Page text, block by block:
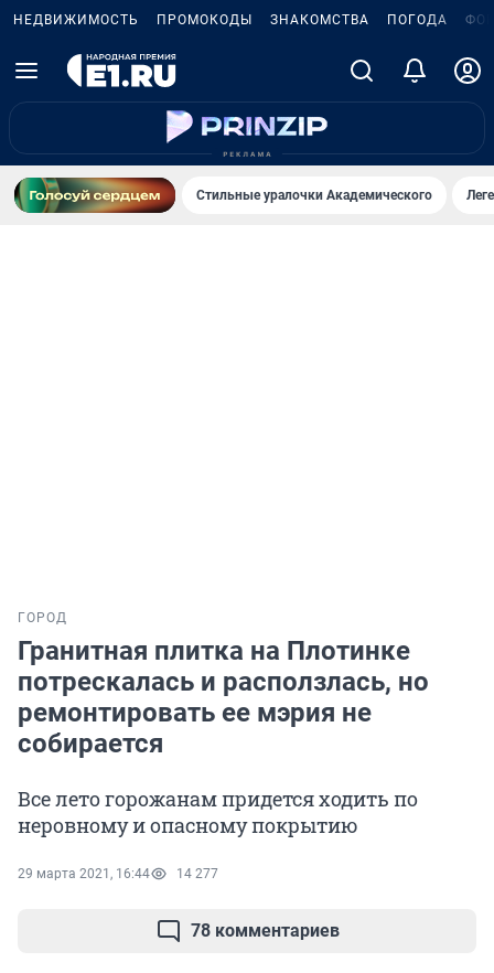
НЕДВИЖИМОСТЬ ПРОМОКОДЫ ЗНАКОМСТВА ПОГОДА
Стильные уралочки Академического
ГОРОД
Гранитная плитка на Плотинке
потрескалась и расползлась, но
ремонтировать ее мэрия не
собирается
Все лето горожанам придется ходить по
неровному и опасному покрытию
29 марта 2021, 16:44 14 277
78 комментариев